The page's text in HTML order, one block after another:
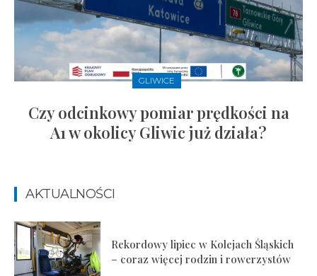
GLIWICE
Czy odcinkowy pomiar prędkości na
A1 w okolicy Gliwic już działa?
AKTUALNOŚCI
Rekordowy lipiec w Kolejach Śląskich
– coraz więcej rodzin i rowerzystów